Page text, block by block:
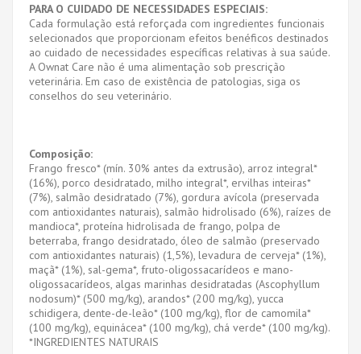
PARA O CUIDADO DE NECESSIDADES ESPECIAIS:
Cada formulação está reforçada com ingredientes funcionais
selecionados que proporcionam efeitos benéficos destinados
ao cuidado de necessidades específicas relativas à sua saúde.
A Ownat Care não é uma alimentação sob prescrição
veterinária. Em caso de existência de patologias, siga os
conselhos do seu veterinário.
Composição:
Frango fresco* (mín. 30% antes da extrusão), arroz integral*
(16%), porco desidratado, milho integral*, ervilhas inteiras*
(7%), salmão desidratado (7%), gordura avícola (preservada
com antioxidantes naturais), salmão hidrolisado (6%), raízes de
mandioca*, proteína hidrolisada de frango, polpa de
beterraba, frango desidratado, óleo de salmão (preservado
com antioxidantes naturais) (1,5%), levadura de cerveja* (1%),
maçã* (1%), sal-gema*, fruto-oligossacarídeos e mano-
oligossacarídeos, algas marinhas desidratadas (Ascophyllum
nodosum)* (500 mg/kg), arandos* (200 mg/kg), yucca
schidigera, dente-de-leão* (100 mg/kg), flor de camomila*
(100 mg/kg), equinácea* (100 mg/kg), chá verde* (100 mg/kg).
*INGREDIENTES NATURAIS